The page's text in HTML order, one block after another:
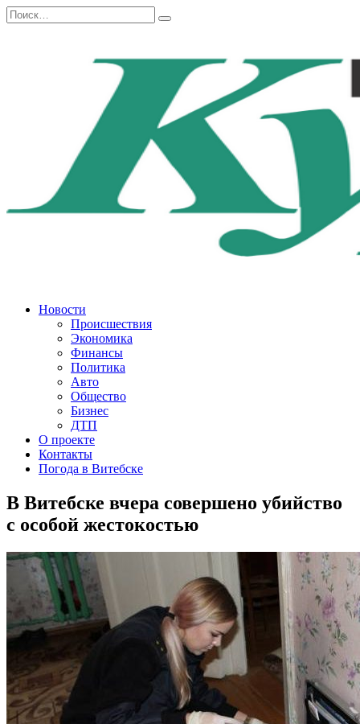
Перейти
к
Search
for:
Новости
Происшествия
Экономика
Финансы
Политика
Авто
Общество
Бизнес
ДТП
О проекте
Контакты
Погода в Витебске
В Витебске вчера совершено убийство
с особой жестокостью